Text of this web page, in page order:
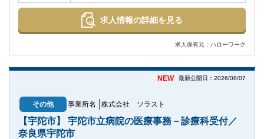
求人情報の詳細を見る
求人保有元：ハローワーク
NEW 最新公開日：2026/08/07
その他 事業所名 株式会社 ソラスト
【宇陀市】 宇陀市立病院の医療事務－診療科受付／
奈良県宇陀市